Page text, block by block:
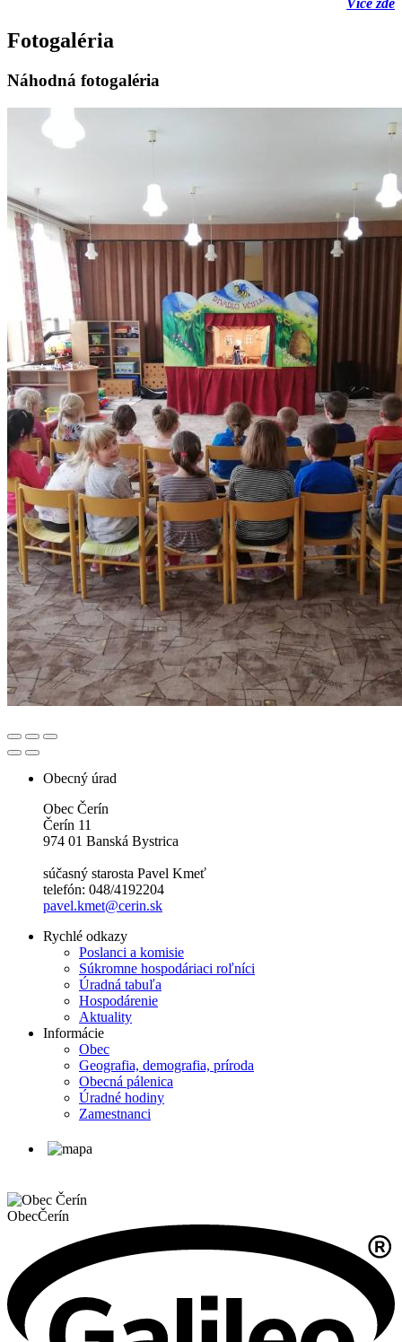
Fotogaléria
Náhodná fotogaléria
Obecný úrad
Obec Čerín
Čerín 11
974 01 Banská Bystrica
súčasný starosta Pavel Kmeť
telefón: 048/4192204
pavel.kmet@cerin.sk
Rychlé odkazy
Poslanci a komisie
Súkromne hospodáriaci roľníci
Úradná tabuľa
Hospodárenie
Aktuality
Informácie
Obec
Geografia, demografia, príroda
Obecná pálenica
Úradné hodiny
Zamestnanci
ObecČerín